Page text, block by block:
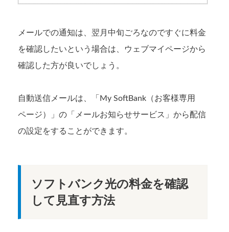
メールでの通知は、翌月中旬ごろなのですぐに料金
を確認したいという場合は、ウェブマイページから
確認した方が良いでしょう。
自動送信メールは、「My SoftBank（お客様専用
ページ）」の「メールお知らせサービス」から配信
の設定をすることができます。
ソフトバンク光の料金を確認
して見直す方法